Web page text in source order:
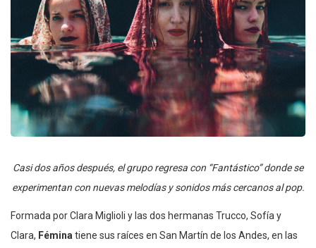
Casi dos años después, el grupo regresa con “Fantástico” donde se
experimentan con nuevas melodías y sonidos más cercanos al pop.
Formada por Clara Miglioli y las dos hermanas Trucco, Sofía y
Clara, Féminatiene sus raíces en San Martín de los Andes, en las